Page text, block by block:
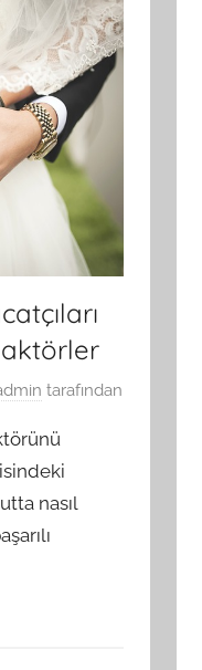
tarafından
nasıl